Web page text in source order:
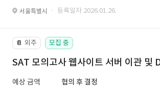
서울특별시 · 등록일자 2026.01.26.
📔 외주 모집 중
SAT 모의고사 웹사이트 서버 이관 및
예상 금액
협의 후 결정